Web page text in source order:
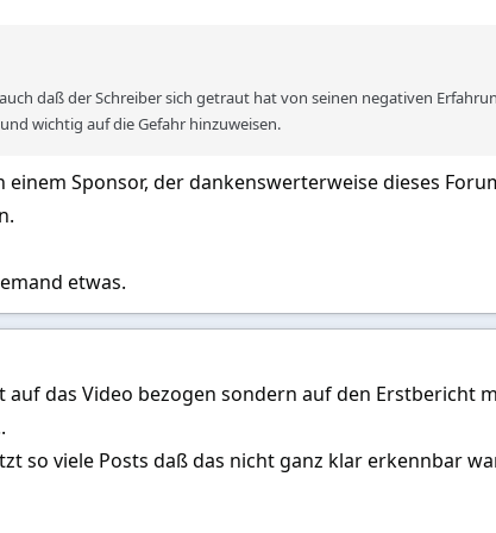
und etliche Biere ignorierte ich sämtliche Grundregeln. Diese sind
man nur bar bezahlen – Kreditkarten werden dort nicht
jedoch nicht infrage. Ich bat sie, kurz zu warten, während ich unten
meine Kreditkarte dabeihatte – und thailändische ATMs
Böses Erwachen ohne Frau und Geld.
schaffte ich es aus Zeitmangel nicht mehr, ein Hotelzimmer zu
daß der Schreiber sich getraut hat von seinen negativen
wichtig auf die Gefahr hinzuweisen.
einem Sponsor, der dankenswerterweise dieses
etwas.
das Video bezogen sondern auf den Erstbericht
so viele Posts daß das nicht ganz klar erkennbar